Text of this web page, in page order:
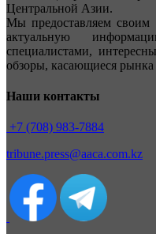
Центральной Азии.
Мы предоставляем своим
актуальную
специалистами,
обзоры, касающиеся
Наши контакты
+7 (708) 983-7884
tribune.press@aaca.com.kz